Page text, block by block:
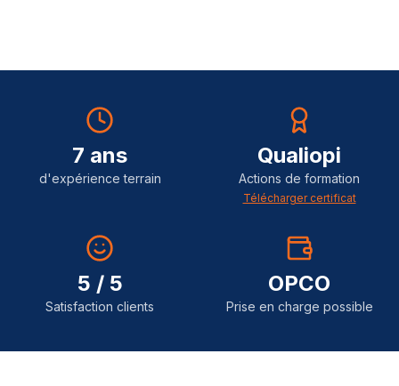
7 ans
d'expérience terrain
Qualiopi
Actions de formation
Télécharger certificat
5 / 5
Satisfaction clients
OPCO
Prise en charge possible